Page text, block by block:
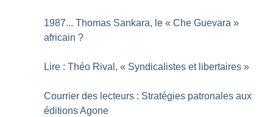
1987... Thomas Sankara, le « Che Guevara »
africain ?
Lire : Théo Rival, « Syndicalistes et libertaires »
Courrier des lecteurs : Stratégies patronales aux
éditions Agone